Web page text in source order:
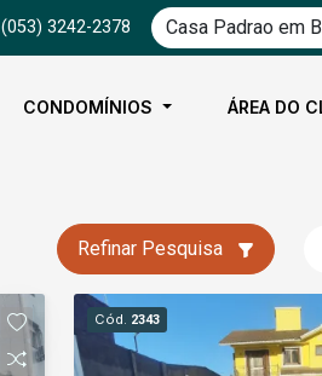
(053) 3242-2378
CONDOMÍNIOS ÁREA DO
Refinar Pesquisa
Cód. 2343